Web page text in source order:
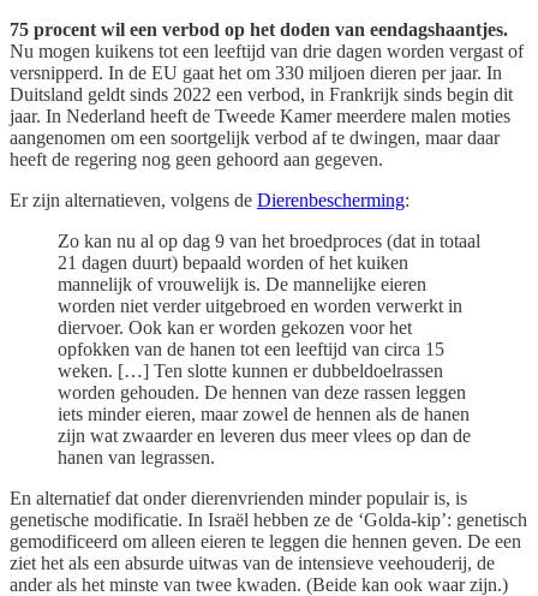
75 procent wil een verbod op het doden van eendagshaantjes.
Nu mogen kuikens tot een leeftijd van drie dagen worden vergast of
versnipperd. In de EU gaat het om 330 miljoen dieren per jaar. In
Duitsland geldt sinds 2022 een verbod, in Frankrijk sinds begin dit
jaar. In Nederland heeft de Tweede Kamer meerdere malen moties
aangenomen om een soortgelijk verbod af te dwingen, maar daar
heeft de regering nog geen gehoord aan gegeven.
Er zijn alternatieven, volgens de Dierenbescherming:
Zo kan nu al op dag 9 van het broedproces (dat in totaal
21 dagen duurt) bepaald worden of het kuiken
mannelijk of vrouwelijk is. De mannelijke eieren
worden niet verder uitgebroed en worden verwerkt in
diervoer. Ook kan er worden gekozen voor het
opfokken van de hanen tot een leeftijd van circa 15
weken. […] Ten slotte kunnen er dubbeldoelrassen
worden gehouden. De hennen van deze rassen leggen
iets minder eieren, maar zowel de hennen als de hanen
zijn wat zwaarder en leveren dus meer vlees op dan de
hanen van legrassen.
En alternatief dat onder dierenvrienden minder populair is, is
genetische modificatie. In Israël hebben ze de ‘Golda-kip’: genetisch
gemodificeerd om alleen eieren te leggen die hennen geven. De een
ziet het als een absurde uitwas van de intensieve veehouderij, de
ander als het minste van twee kwaden. (Beide kan ook waar zijn.)